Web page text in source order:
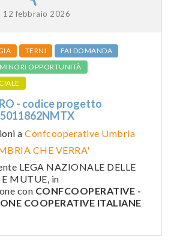
12 febbraio 2026
TERNI
FAI DOMANDA
MINORI OPPORTUNITÀ
- codice progetto
a Confcooperative Umbria
CHE VERRA'
LEGA NAZIONALE DELLE
MUTUE, in
con CONFCOOPERATIVE -
COOPERATIVE ITALIANE